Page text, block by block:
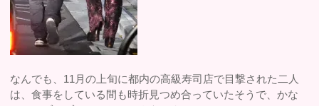
なんでも、11月の上旬に都内の高級寿司店で目撃された二人
は、食事をしている間も時折見つめ合っていたそうで、かな